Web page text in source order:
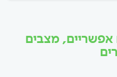
אפשריים, מצבים